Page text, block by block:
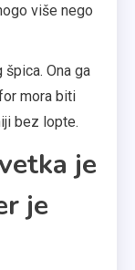
više nego
Ona ga
mora biti
bez lopte.
je
je